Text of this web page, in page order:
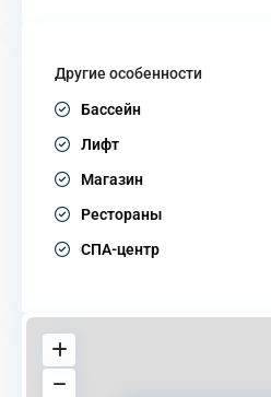
Другие особенности
Бассейн
Лифт
Магазин
Рестораны
СПА-центр